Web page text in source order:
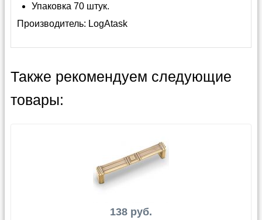
Упаковка 70 штук.
Производитель: LogAtask
Также рекомендуем следующие
товары:
138 руб.